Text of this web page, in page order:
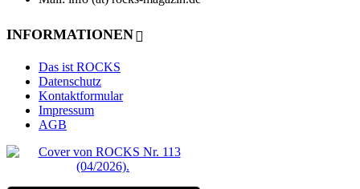
INFORMATIONEN
Das ist ROCKS
Datenschutz
Kontaktformular
Impressum
AGB